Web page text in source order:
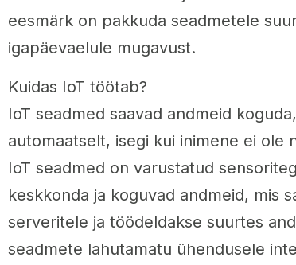
eesmärk on pakkuda seadmetele
igapäevaelule mugavust.
Kuidas IoT töötab?
IoT seadmed saavad andmeid
automaatselt, isegi kui inimene ei ole
IoT seadmed on varustatud
keskkonda ja koguvad andmeid, mis
serveritele ja töödeldakse suurtes
seadmete lahutamatu ühendusele